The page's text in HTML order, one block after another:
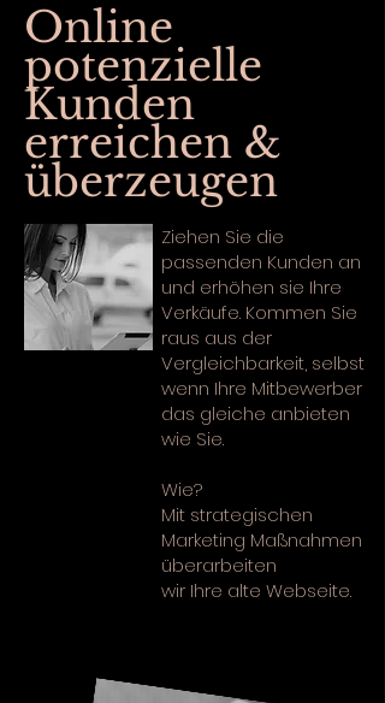
Online
potenzielle
Kunden
erreichen &
überzeugen
Ziehen Sie die
passenden Kunden an
und erhöhen sie Ihre
Verkäufe. Kommen Sie
raus aus der
Vergleichbarkeit, selbst
wenn Ihre Mitbewerber
das gleiche anbieten
wie Sie.
Wie?
Mit strategischen
Marketing Maßnahmen
überarbeiten
wir Ihre alte Webseite.